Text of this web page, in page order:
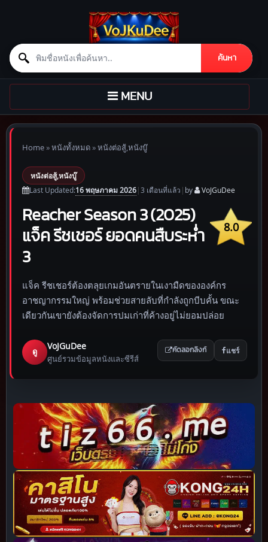
Search for:
ค้นหา
Skip to content
TOGGLE
NAVIGATION
MENU
Home»หนังทั้งหมด»หนังต่อสู้,หนังบู๊
หนังต่อสู้,หนังบู๊
Last Updated:16 พฤษภาคม 2026|3 เดือนที่แล้ว | by VoJGuDee
8.0
Reacher Season 3 (2025)
แจ็ค รีชเชอร์ ยอดคนสืบระห่ำ
3
แจ็ค รีชเชอร์ต้องตลุยเกมอันตรายในเงามืดขององค์กร
อาชญากรรมใหญ่ พร้อมช่วยสายลับที่กำลังถูกบีบคั้น ขณะ
เดียวกันเขายังต้องจัดการปมเก่าที่ค้างอยู่ไม่ยอมปล่อย
ดู
VoJGuDee
ศูนย์รวมข้อมูลหนังและซีรีส์
คัดลอกลิงก์ แชร์